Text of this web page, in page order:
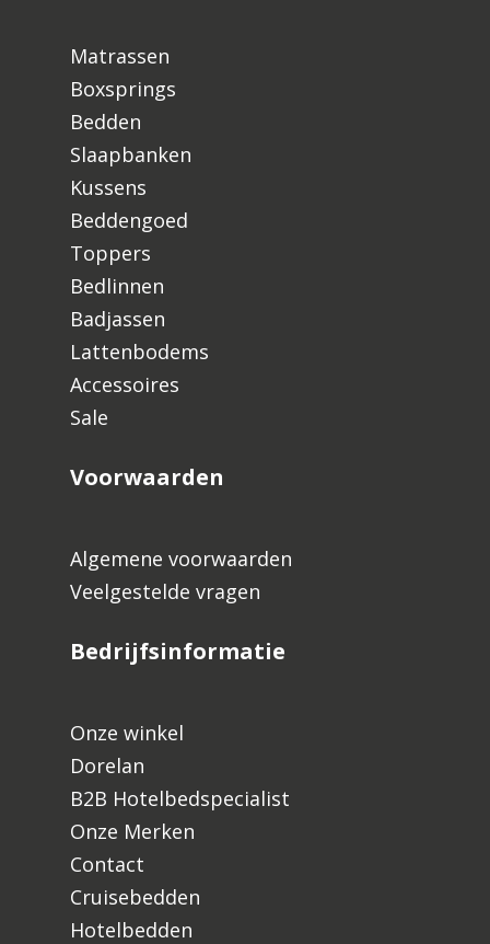
Matrassen
Boxsprings
Bedden
Slaapbanken
Kussens
Beddengoed
Toppers
Bedlinnen
Badjassen
Lattenbodems
Accessoires
Sale
Voorwaarden
Algemene voorwaarden
Veelgestelde vragen
Bedrijfsinformatie
Onze winkel
Dorelan
B2B Hotelbedspecialist
Onze Merken
Contact
Cruisebedden
Hotelbedden